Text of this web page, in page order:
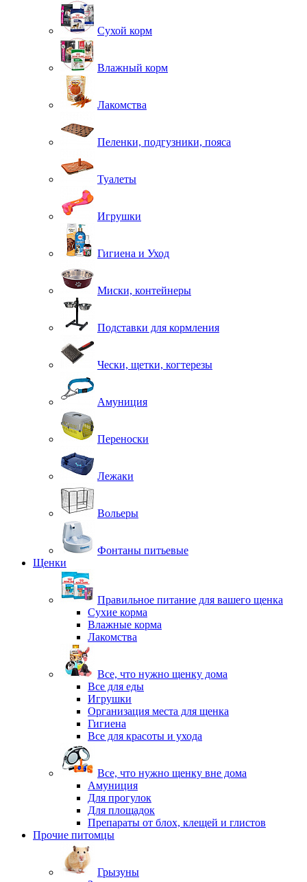
Сухой корм
Влажный корм
Лакомства
Пеленки, подгузники, пояса
Туалеты
Игрушки
Гигиена и Уход
Миски, контейнеры
Подставки для кормления
Чески, щетки, когтерезы
Амуниция
Переноски
Лежаки
Вольеры
Фонтаны питьевые
Щенки
Правильное питание для вашего щенка
Сухие корма
Влажные корма
Лакомства
Все, что нужно щенку дома
Все для еды
Игрушки
Организация места для щенка
Гигиена
Все для красоты и ухода
Все, что нужно щенку вне дома
Амуниция
Для прогулок
Для площадок
Препараты от блох, клещей и глистов
Прочие питомцы
Грызуны